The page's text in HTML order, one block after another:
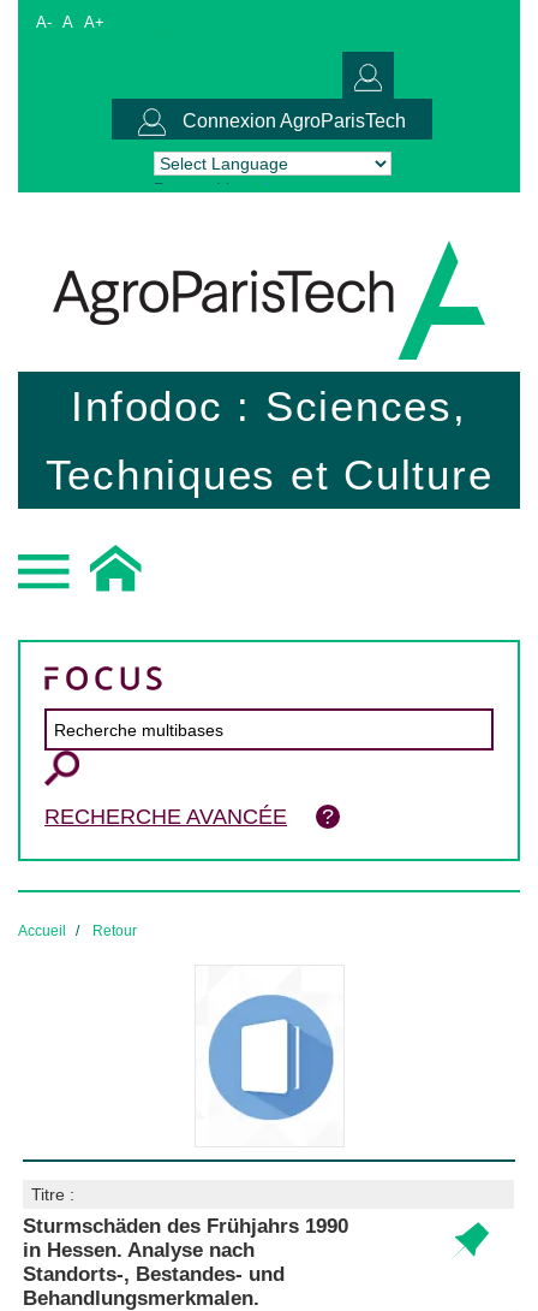
A- A A+
Connexion AgroParisTech
Powered by Translate
Infodoc : Sciences,
Techniques et Culture
RECHERCHE AVANCÉE
Accueil Retour
Titre :
Sturmschäden des Frühjahrs 1990
in Hessen. Analyse nach
Standorts-, Bestandes- und
Behandlungsmerkmalen.